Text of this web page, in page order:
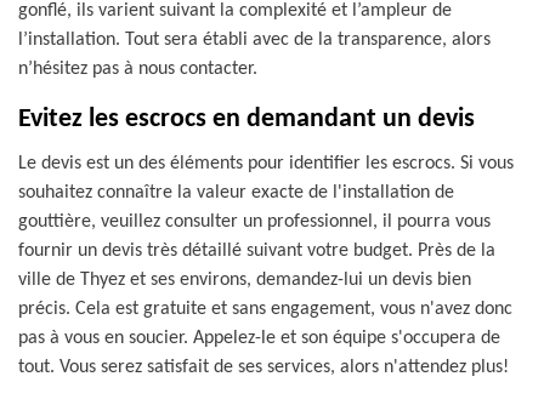
gonflé, ils varient suivant la complexité et l’ampleur de
l’installation. Tout sera établi avec de la transparence, alors
n’hésitez pas à nous contacter.
Evitez les escrocs en demandant un devis
Le devis est un des éléments pour identifier les escrocs. Si vous
souhaitez connaître la valeur exacte de l'installation de
gouttière, veuillez consulter un professionnel, il pourra vous
fournir un devis très détaillé suivant votre budget. Près de la
ville de Thyez et ses environs, demandez-lui un devis bien
précis. Cela est gratuite et sans engagement, vous n'avez donc
pas à vous en soucier. Appelez-le et son équipe s'occupera de
tout. Vous serez satisfait de ses services, alors n'attendez plus!